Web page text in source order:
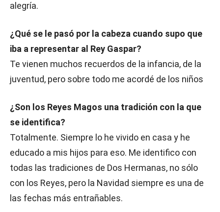
alegría.
¿Qué se le pasó por la cabeza cuando supo que
iba a representar al Rey Gaspar?
Te vienen muchos recuerdos de la infancia, de la
juventud, pero sobre todo me acordé de los niños
¿Son los Reyes Magos una tradición con la que
se identifica?
Totalmente. Siempre lo he vivido en casa y he
educado a mis hijos para eso. Me identifico con
todas las tradiciones de Dos Hermanas, no sólo
con los Reyes, pero la Navidad siempre es una de
las fechas más entrañables.